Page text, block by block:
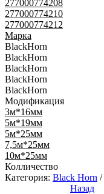
277000774208
277000774210
277000774212
Марка
BlackHorn
BlackHorn
BlackHorn
BlackHorn
BlackHorn
Модификация
3м*16мм
5м*19мм
5м*25мм
7,5м*25мм
10м*25мм
Колличество
Категория: Black Horn /
Назад